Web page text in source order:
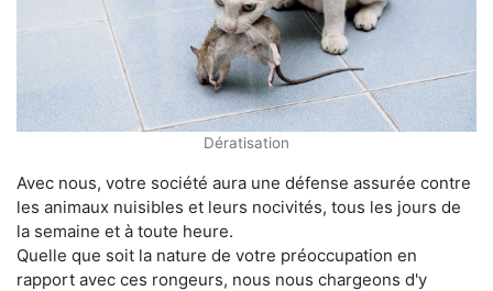
Dératisation
Avec nous, votre société aura une défense assurée contre
les animaux nuisibles et leurs nocivités, tous les jours de
la semaine et à toute heure.
Quelle que soit la nature de votre préoccupation en
rapport avec ces rongeurs, nous nous chargeons d'y